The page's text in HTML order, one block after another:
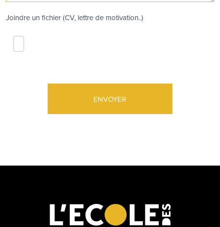
Joindre un fichier (CV, lettre de motivation..)
ENVOYER